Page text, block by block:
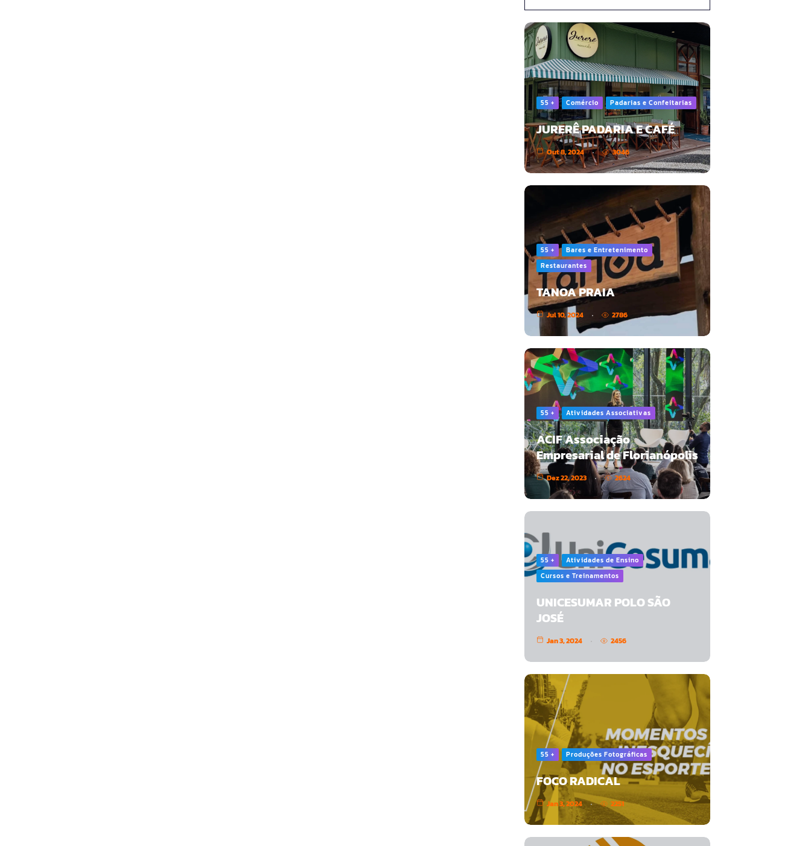
55 + Comércio Padarias e Confeitarias
JURERÊ PADARIA E CAFÉ
Out 8, 2024 3046
55 +
Bares e Entretenimento
Restaurantes
TANOA PRAIA
Jul 10, 2024 2786
55 + Atividades Associativas
ACIF Associação
Empresarial de Florianópolis
Dez 22, 2023 2624
55 +
Atividades de Ensino
Cursos e Treinamentos
UNICESUMAR POLO SÃO
JOSÉ
Jan 3, 2024 2456
55 + Produções Fotográficas
FOCO RADICAL
Jan 3, 2024 2251